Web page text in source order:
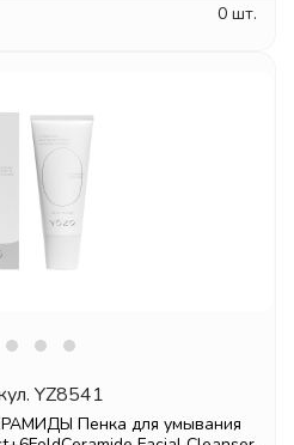
0 шт.
YZ8541
Пенка для умывания